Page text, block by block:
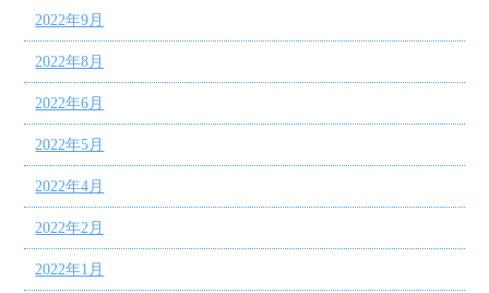
2022年9月
2022年8月
2022年6月
2022年5月
2022年4月
2022年2月
2022年1月